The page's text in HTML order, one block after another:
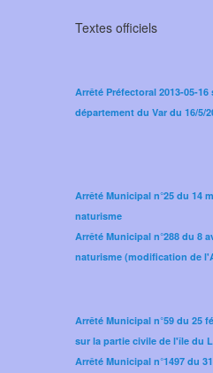
Textes officiels
Arrêté Préfectoral 2013-05-
département du Var du 16/5/
Arrêté Municipal n°25 du 14
naturisme
Arrêté Municipal n°288 du 8
naturisme (modification de
Arrêté Municipal n°59 du 25
sur la partie civile de l'île du
Arrêté Municipal n°1497 du